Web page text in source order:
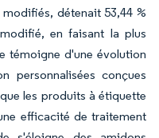
détenait 53,44 %
en faisant la plus
témoigne d'une évolution
personnalisées conçues
les produits à étiquette
efficacité de traitement